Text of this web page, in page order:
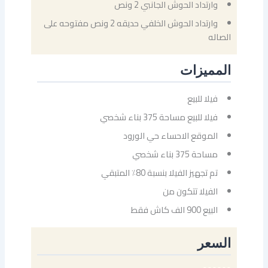
وارتداد الحوش الجانبي 2 ونص
وارتداد الحوش الخلفي حديقه 2 ونص مفتوحه على
الصاله
المميزات
فيلا للبيع
فيلا للبيع مساحة 375 بناء شخصي
الموقع الاحساء حي الورود
مساحة 375 بناء شخصي
تم تجهيز الفيلا بنسبة 80٪ المتبقي
الفيلا تتكون من
البيع 900 الف كاش فقط
السعر